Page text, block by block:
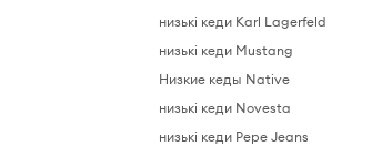
низькі кеди Karl Lagerfeld
низькі кеди Mustang
Низкие кеды Native
низькі кеди Novesta
низькі кеди Pepe Jeans